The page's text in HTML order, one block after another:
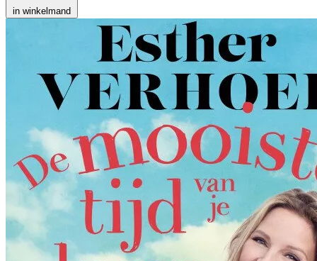
in winkelmand